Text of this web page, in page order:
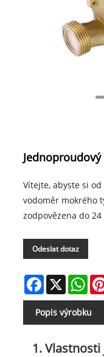
Vítejte, abyste si
vodoměr mokrého
zodpovězena do
Odeslat dotaz
Facebook
X
Popis výrobku
1.